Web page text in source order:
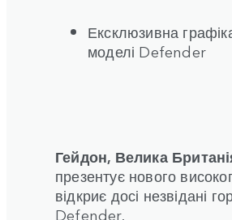
Ексклюзивна
моделі Defender
Гейдон, Велика
презентує нового
відкриє досі незвідані
Defender.